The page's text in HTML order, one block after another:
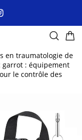
en traumatologie de
garrot : équipement
le contrôle des